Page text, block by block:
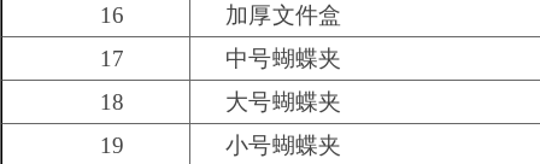
16
加厚文件盒
17
中号蝴蝶夹
18
大号蝴蝶夹
19
小号蝴蝶夹